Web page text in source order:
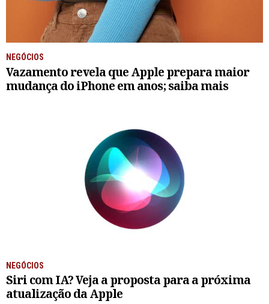
NEGÓCIOS
Vazamento revela que Apple prepara maior
mudança do iPhone em anos; saiba mais
NEGÓCIOS
Siri com IA? Veja a proposta para a próxima
atualização da Apple